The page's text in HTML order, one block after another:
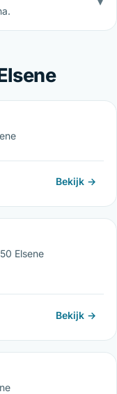
Bekijk →
Elsene
Bekijk →